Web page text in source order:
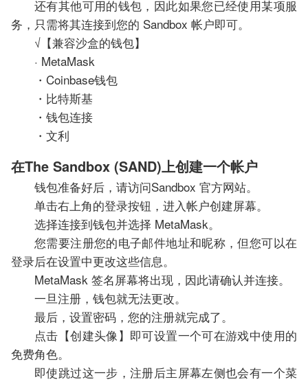
还有其他可用的钱包，因此如果您已经使用某项服
务，只需将其连接到您的 Sandbox 帐户即可。
√【兼容沙盒的钱包】
· MetaMask
・Coinbase钱包
・比特斯基
・钱包连接
・文利
在The Sandbox (SAND)上创建一个帐户
钱包准备好后，请访问Sandbox 官方网站。
单击右上角的登录按钮，进入帐户创建屏幕。
选择连接到钱包并选择 MetaMask。
您需要注册您的电子邮件地址和昵称，但您可以在
登录后在设置中更改这些信息。
MetaMask 签名屏幕将出现，因此请确认并连接。
一旦注册，钱包就无法更改。
最后，设置密码，您的注册就完成了。
点击【创建头像】即可设置一个可在游戏中使用的
免费角色。
即使跳过这一步，注册后主屏幕左侧也会有一个菜